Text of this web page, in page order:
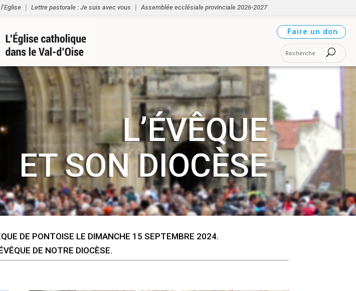
Lettre pastorale : Je suis avec vous Assemblée ecclésiale provinciale 2026-2027
Faire un don
L’ÉVÊQUE
ET SON DIOCÈSE
DE PONTOISE LE DIMANCHE 15 SEPTEMBRE 2024.
DE NOTRE DIOCÈSE.